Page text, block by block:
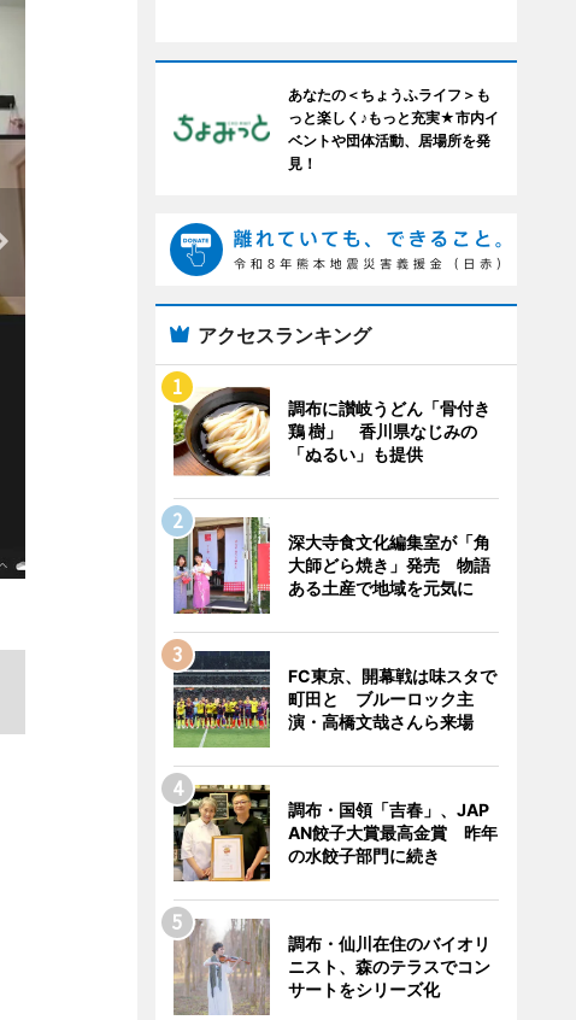
あなたの＜ちょうふライフ＞も
っと楽しく♪もっと充実★市内イ
ベントや団体活動、居場所を発
見！
アクセスランキング
調布に讃岐うどん「骨付き
鶏 樹」 香川県なじみの
「ぬるい」も提供
深大寺食文化編集室が「角
大師どら焼き」発売 物語
ある土産で地域を元気に
FC東京、開幕戦は味スタで
町田と ブルーロック主
演・高橋文哉さんら来場
調布・国領「吉春」、JAP
AN餃子大賞最高金賞 昨年
の水餃子部門に続き
調布・仙川在住のバイオリ
ニスト、森のテラスでコン
サートをシリーズ化